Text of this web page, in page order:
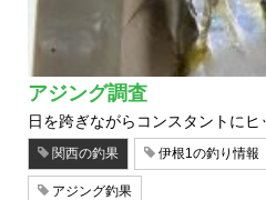
アジング調査
日を跨ぎながらコンスタントにヒ
関西の釣果 伊根1の釣り情報
アジング釣果